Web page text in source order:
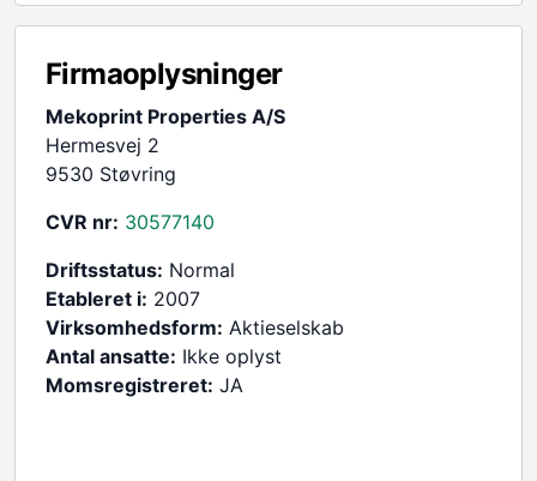
Firmaoplysninger
Mekoprint Properties A/S
Hermesvej 2
9530 Støvring
CVR nr: 30577140
Driftsstatus: Normal
Etableret i: 2007
Virksomhedsform: Aktieselskab
Antal ansatte: Ikke oplyst
Momsregistreret: JA